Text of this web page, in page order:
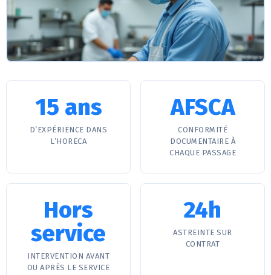
15 ans
D’EXPÉRIENCE DANS
L’HORECA
AFSCA
CONFORMITÉ
DOCUMENTAIRE À
CHAQUE PASSAGE
Hors
service
INTERVENTION AVANT
OU APRÈS LE SERVICE
24h
ASTREINTE SUR
CONTRAT